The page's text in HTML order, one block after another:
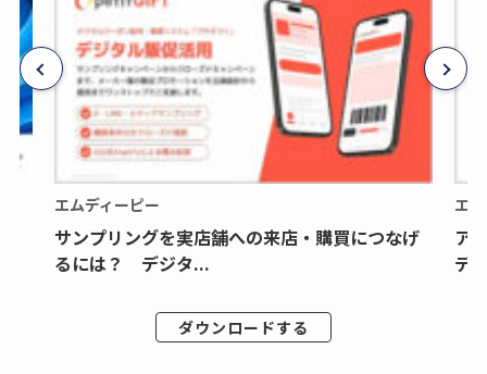
エムディーピー
サンプリングを実店舗への来店・購買につなげ
るには？ デジタ...
ダウンロードする
エ
ア
デ